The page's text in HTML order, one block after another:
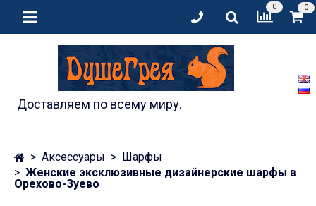
0 0
Доставляем по всему миру.
Аксессуары
Шарфы
Женские эксклюзивные дизайнерские шарфы в
Орехово-Зуево